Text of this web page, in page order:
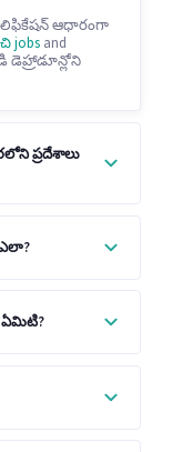
ఆధారంగా
jobs and
డెహ్రాడూన్లోని
ప్రదేశాలు
ఎలా?
ఏమిటి?